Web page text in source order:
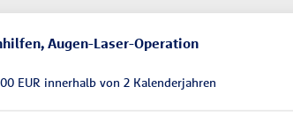
Augen-Laser-Operation
EUR inner­halb von 2 Kalender­jahren